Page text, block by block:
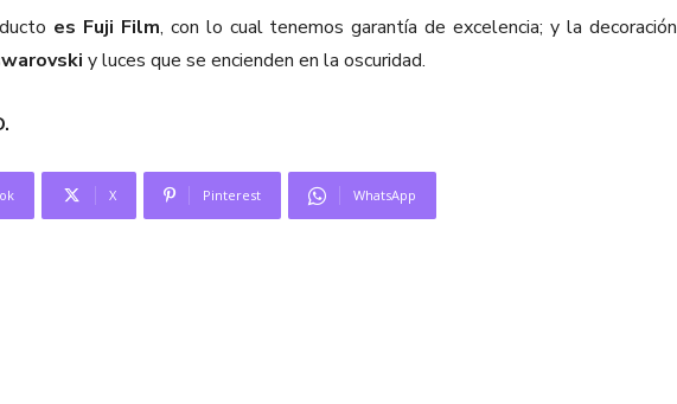
es Fuji Film, con lo cual tenemos garantía de excelencia; y la decoración
y luces que se encienden en la oscuridad.
X Pinterest WhatsApp